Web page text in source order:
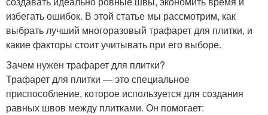
избегать ошибок. В этой статье мы рассмотрим, как
выбрать лучший многоразовый трафарет для плитки, и
какие факторы стоит учитывать при его выборе.
Зачем нужен трафарет для плитки?
Трафарет для плитки — это специальное
приспособление, которое используется для создания
равных швов между плитками. Он помогает: